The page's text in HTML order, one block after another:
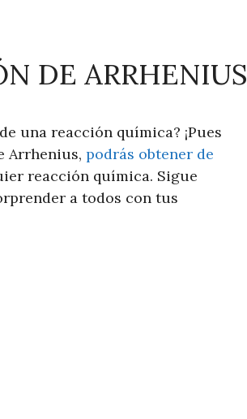
DE ARRHENIUS
una reacción química? ¡Pues
Arrhenius, podrás obtener de
reacción química. Sigue
a todos con tus